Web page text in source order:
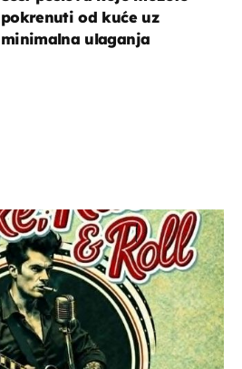
pokrenuti od kuće uz
minimalna ulaganja